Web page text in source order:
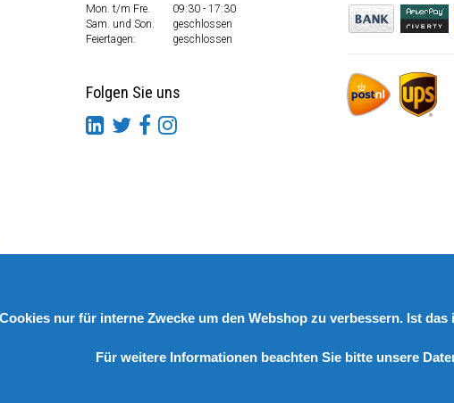
Mon. t/m Fre.
09:30 - 17:30
Sam. und Son.
geschlossen
Feiertagen:
geschlossen
Folgen Sie uns
© Copyright 2026 DutchSpares B.V. - Design by
nur für interne Zwecke um den Webshop zu verbessern. Ist das
Für weitere Informationen beachten Sie bitte unsere